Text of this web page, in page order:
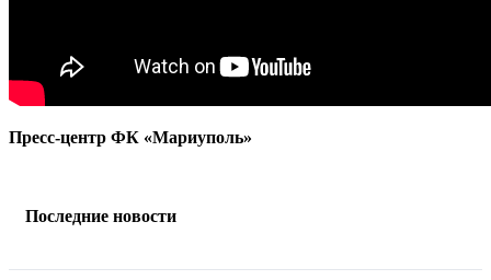
Пресс-центр ФК «Мариуполь»
Последние новости